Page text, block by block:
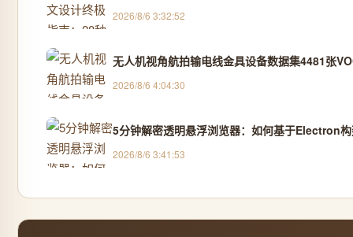
2026/8/6 3:32:52
无人机视角航拍输电线金具设备数据集4481张
2026/8/6 4:04:30
5分钟解密透明悬浮浏览器：如何基于Electron
2026/8/6 3:41:53